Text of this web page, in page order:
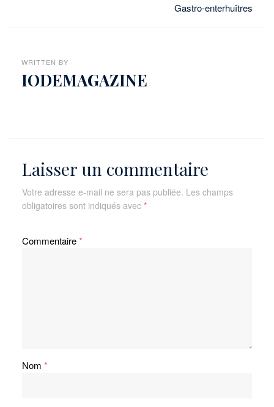
Gastro-enterhuîtres
WRITTEN BY
IODEMAGAZINE
Laisser un commentaire
Votre adresse e-mail ne sera pas publiée. Les champs
obligatoires sont indiqués avec *
Commentaire*
Nom *